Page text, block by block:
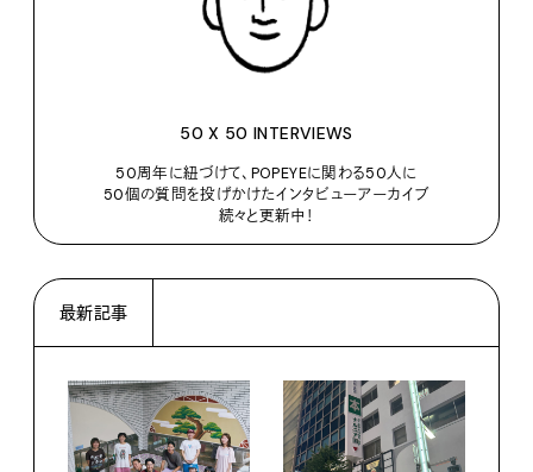
50 X 50 INTERVIEWS
50周年に紐づけて、POPEYEに関わる50人に
50個の質問を投げかけたインタビューアーカイブ
続々と更新中！
最新記事